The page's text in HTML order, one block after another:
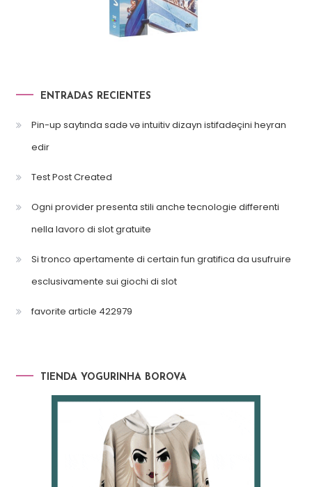
ENTRADAS RECIENTES
Pin-up saytında sadə və intuitiv dizayn istifadəçini heyran
edir
Test Post Created
Ogni provider presenta stili anche tecnologie differenti
nella lavoro di slot gratuite
Si tronco apertamente di certain fun gratifica da usufruire
esclusivamente sui giochi di slot
favorite article 422979
TIENDA YOGURINHA BOROVA